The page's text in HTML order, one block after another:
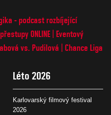
- podcast rozbíjející
ONLINE
Eventový
vs. Pudilová
Chance Liga
Léto 2026
Karlovarský filmový festival
2026